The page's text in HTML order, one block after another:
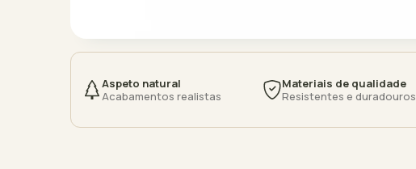
Aspeto natural
Acabamentos realistas
Materiais de qualidade
Resistentes e duradouros